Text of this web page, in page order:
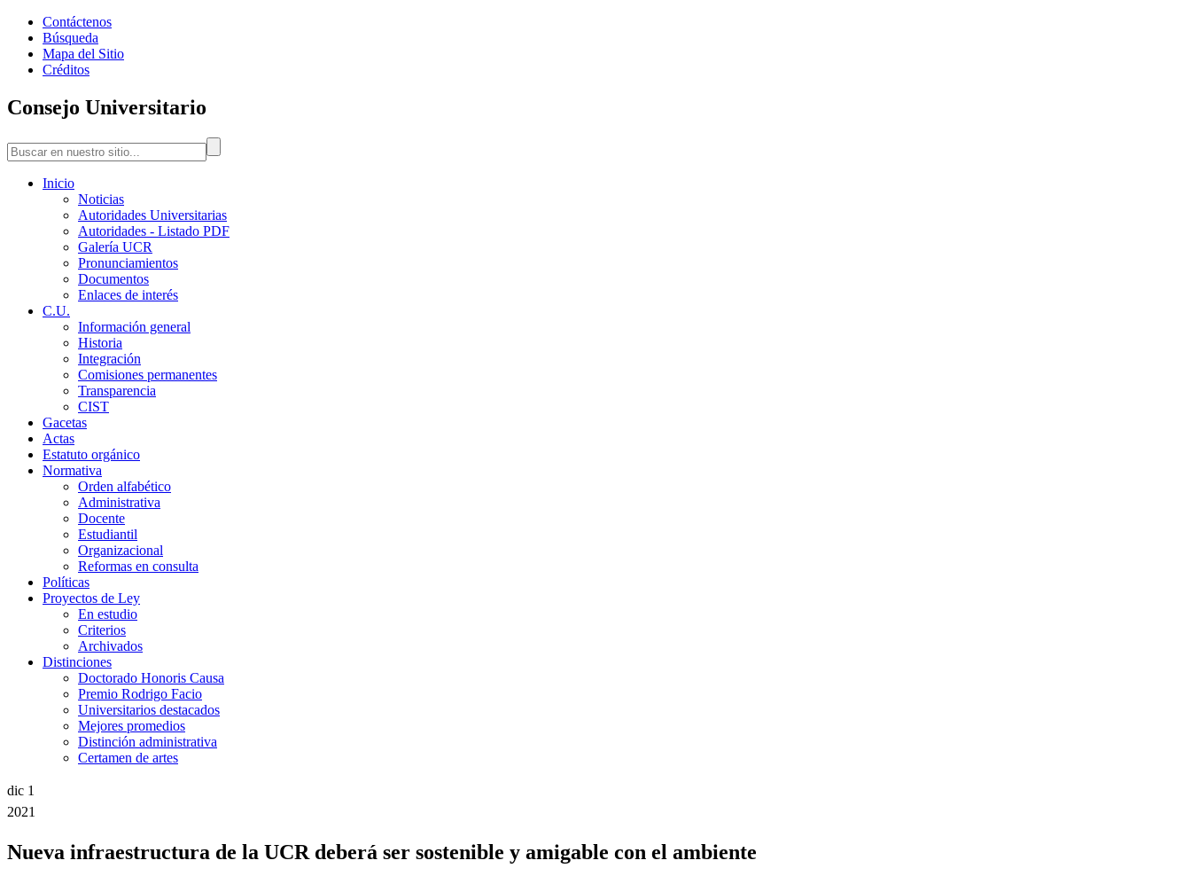
Contáctenos
Búsqueda
Mapa del Sitio
Créditos
Consejo Universitario
Inicio
Noticias
Autoridades Universitarias
Autoridades - Listado PDF
Galería UCR
Pronunciamientos
Documentos
Enlaces de interés
C.U.
Información general
Historia
Integración
Comisiones permanentes
Transparencia
CIST
Gacetas
Actas
Estatuto orgánico
Normativa
Orden alfabético
Administrativa
Docente
Estudiantil
Organizacional
Reformas en consulta
Políticas
Proyectos de Ley
En estudio
Criterios
Archivados
Distinciones
Doctorado Honoris Causa
Premio Rodrigo Facio
Universitarios destacados
Mejores promedios
Distinción administrativa
Certamen de artes
dic 1
2021
Nueva infraestructura de la UCR deberá ser sostenible y amigable con el ambiente